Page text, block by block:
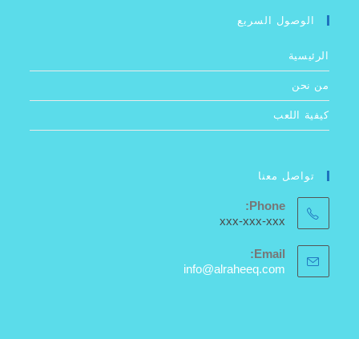
الوصول السريع
الرئيسية
من نحن
كيفية اللعب
تواصل معنا
Phone:
xxx-xxx-xxx
Email:
info@alraheeq.com